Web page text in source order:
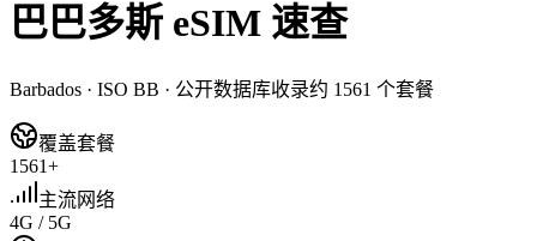
巴巴多斯 eSIM 速查
Barbados · ISO BB · 公开数据库收录约 1561 个套餐
覆盖套餐
1561+
主流网络
4G / 5G